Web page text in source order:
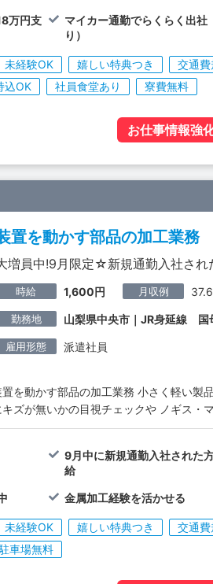
万円支
マイカー通勤でらくらく出社
り）
未経験OK 嬉しい特典つき 交通
込OK 社員食堂あり 寮費無料
お仕事情報強
置を動かす部品の加工業務
増員中!9月限定☆新規通勤入社さ
時給 1,600円 月収例
勤務地 山梨県中央市｜JR身延線 国
雇用形態 派遣社員
置を動かす部品の加工業務 小さく軽い製
キズが無いかの目視チェックや ノギス・
9月中に新規通勤入社された
給
金属加工経験を活かせる
未経験OK 嬉しい特典つき 交通
車場無料